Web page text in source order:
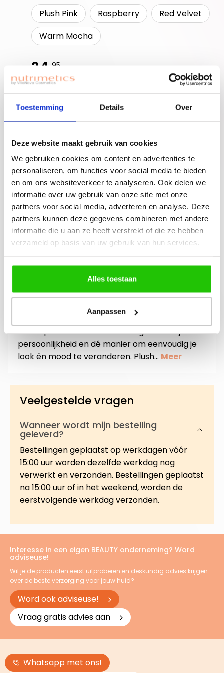
Toestemming Details Over
Deze website maakt gebruik van cookies
We gebruiken cookies om content en advertenties te
personaliseren, om functies voor social media te bieden
en om ons websiteverkeer te analyseren. Ook delen we
informatie over uw gebruik van onze site met onze
partners voor social media, adverteren en analyse. Deze
partners kunnen deze gegevens combineren met andere
informatie die u aan ze heeft verstrekt of die ze hebben
verzameld op basis van uw gebruik van hun services.
Alles toestaan
Aanpassen
Plush Pink
Raspberry
Red Velvet
Warm Mocha
24, 95
Uitverkocht
Join for free!
Ben je nieuwe
accounthouder?
welkomstgift te
claimen!
Bouw je eigen
beauty community!
Advies nodig of een
gratis workshop
boeken? Neem
contact op met
jouw adviseuse of
mail ons!
Jouw lipstickkleur is een verlengstuk van je
persoonlijkheid en dé manier om eenvoudig je
look én mood te veranderen. Plush… Meer
Veelgestelde vragen
Wanneer wordt mijn bestelling
geleverd?
Bestellingen geplaatst op werkdagen vóór
15:00 uur worden dezelfde werkdag nog
verwerkt en verzonden. Bestellingen geplaatst
na 15:00 uur of in het weekend, worden de
eerstvolgende werkdag verzonden.
Interesse in een eigen BEAUTY onderneming? Word
adviseuse!
Wil je de producten eerst uitproberen en deskundig advies krijgen
over de beste verzorging voor jouw huid?
Word ook adviseuse!
Vraag gratis advies aan
Whatsapp met ons!